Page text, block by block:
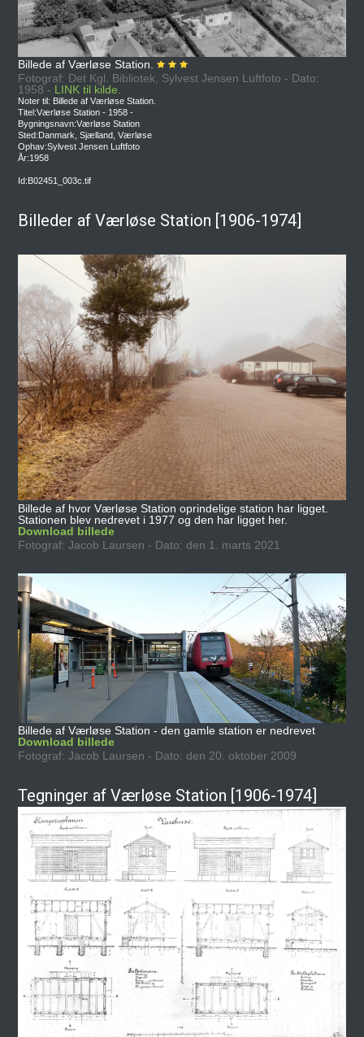
Billede af Værløse Station.
Fotograf: Det Kgl. Bibliotek, Sylvest Jensen Luftfoto - Dato:
1958 - LINK til kilde.
Noter til: Billede af Værløse Station.
Titel:Værløse Station - 1958 -
Bygningsnavn:Værløse Station
Sted:Danmark, Sjælland, Værløse
Ophav:Sylvest Jensen Luftfoto
År:1958
Id:B02451_003c.tif
Billeder af Værløse Station [1906-1974]
Billede af hvor Værløse Station oprindelige station har ligget.
Stationen blev nedrevet i 1977 og den har ligget her.
Download billede
Fotograf: Jacob Laursen - Dato: den 1. marts 2021
Billede af Værløse Station - den gamle station er nedrevet
Download billede
Fotograf: Jacob Laursen - Dato: den 20. oktober 2009
Tegninger af Værløse Station [1906-1974]